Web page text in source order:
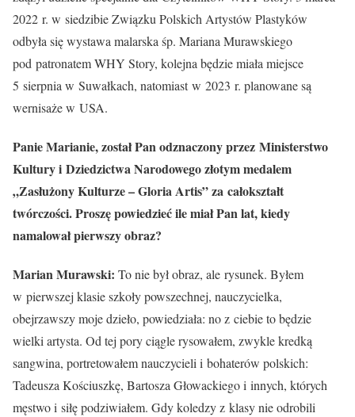
2022 r. w siedzibie Związku Polskich Artystów Plastyków
odbyła się wystawa malarska śp. Mariana Murawskiego
pod patronatem WHY Story, kolejna będzie miała miejsce
5 sierpnia w Suwałkach, natomiast w 2023 r. planowane są
wernisaże w USA.
Panie Marianie, został Pan odznaczony przez Ministerstwo
Kultury i Dziedzictwa Narodowego złotym medalem
„Zasłużony Kulturze – Gloria Artis” za całokształt
twórczości. Proszę powiedzieć ile miał Pan lat, kiedy
namalował pierwszy obraz?
Marian Murawski: To nie był obraz, ale rysunek. Byłem
w pierwszej klasie szkoły powszechnej, nauczycielka,
obejrzawszy moje dzieło, powiedziała: no z ciebie to będzie
wielki artysta. Od tej pory ciągle rysowałem, zwykle kredką
sangwina, portretowałem nauczycieli i bohaterów polskich:
Tadeusza Kościuszkę, Bartosza Głowackiego i innych, których
męstwo i siłę podziwiałem. Gdy koledzy z klasy nie odrobili